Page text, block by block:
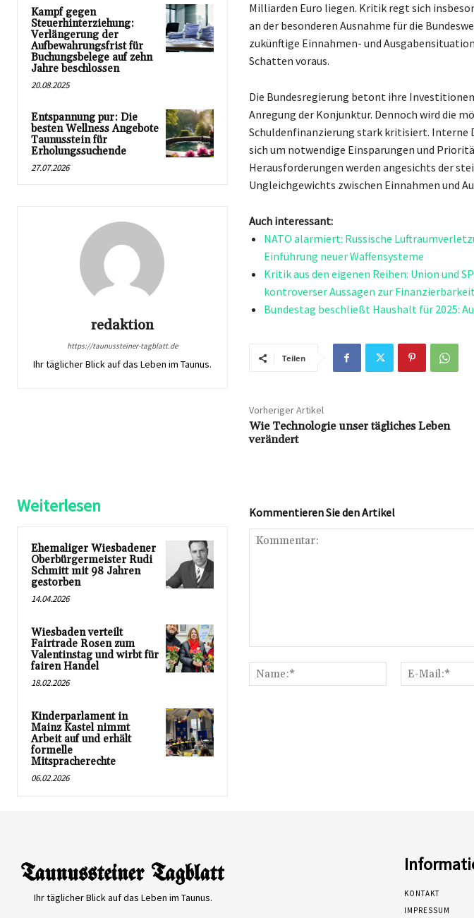
Kampf gegen
Steuerhinterziehung:
Verlängerung der
Aufbewahrungsfrist für
Buchungsbelege auf zehn
Jahre beschlossen
20.08.2025
Entspannung pur: Die
besten Wellness Angebote
Taunusstein für
Erholungssuchende
27.07.2026
redaktion
https://taunussteiner-tagblatt.de
Ihr täglicher Blick auf das Leben im Taunus.
Milliarden Euro liegen. Kritik regt sich
an der besonderen Ausnahme für die
zukünftige Einnahmen- und
Schatten voraus.
Die Bundesregierung betont ihre
Anregung der Konjunktur. Dennoch wird die
Schuldenfinanzierung stark kritisiert. Interne
sich um notwendige Einsparungen und
Herausforderungen werden angesichts der
Ungleichgewichts zwischen Einnahmen und
Auch interessant:
NATO alarmiert: Russische
Einführung neuer Waffensysteme
Kritik aus den eigenen Reihen: Union und
kontroverser Aussagen zur
Bundestag beschließt Haushalt für 2025:
Teilen
Vorheriger Artikel
Wie Technologie unser tägliches Leben
verändert
Weiterlesen
Ehemaliger Wiesbadener
Oberbürgermeister Rudi
Schmitt mit 98 Jahren
gestorben
14.04.2026
Wiesbaden verteilt
Fairtrade Rosen zum
Valentinstag und wirbt für
fairen Handel
18.02.2026
Kinderparlament in
Mainz Kastel nimmt
Arbeit auf und erhält
formelle
Mitspracherechte
06.02.2026
Kommentieren Sie den Artikel
Name:*
Ihr täglicher Blick auf das Leben im Taunus.
KONTAKT
IMPRESSUM